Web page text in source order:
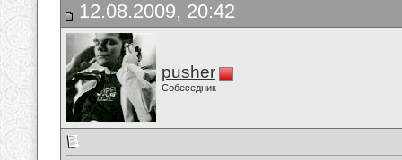
12.08.2009, 20:42
pusher
Собеседник